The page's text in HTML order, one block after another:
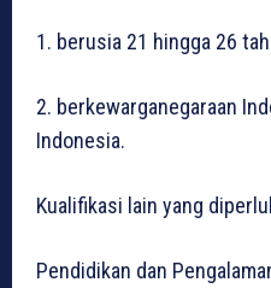
1. berusia 21 hingga 26
2. berkewarganegaraan
Indonesia.
Kualifikasi lain yang
Pendidikan dan